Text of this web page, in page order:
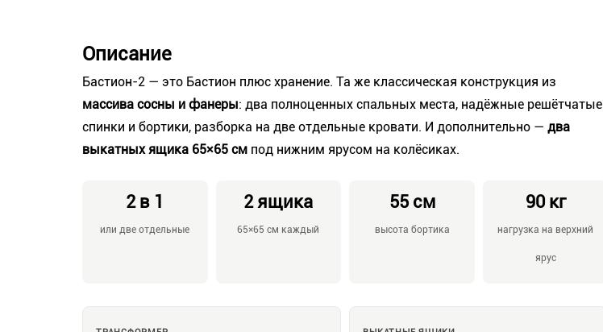
Описание
Бастион-2 — это Бастион плюс хранение. Та же классическая конструкция из
массива сосны и фанеры: два полноценных спальных места, надёжные решётчатые
спинки и бортики, разборка на две отдельные кровати. И дополнительно — два
выкатных ящика 65×65 см под нижним ярусом на колёсиках.
2 в 1
или две отдельные
2 ящика
65×65 см каждый
55 см
высота бортика
90 кг
нагрузка на верхний
ярус